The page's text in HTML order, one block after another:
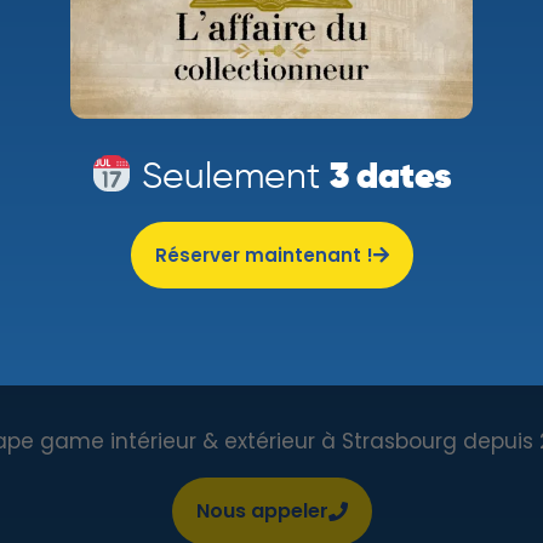
S'INSCRIRE
game intérieur & extérieur à Strasbourg depuis
Nous appeler
Seulement3 dates
Réserver maintenant !